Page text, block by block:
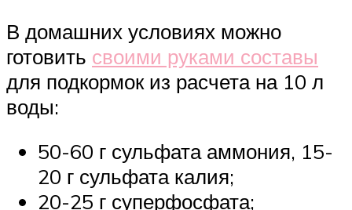
В домашних условиях можно
готовить своими руками составы
для подкормок из расчета на 10 л
воды:
50-60 г сульфата аммония, 15-
20 г сульфата калия;
20-25 г суперфосфата;